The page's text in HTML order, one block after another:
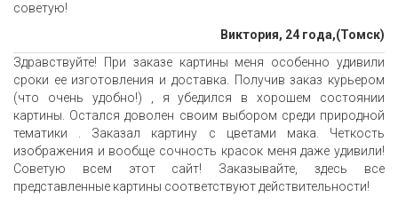
советую!
Виктория, 24 года,(Томск)
Здравствуйте! При заказе картины меня особенно удивили
сроки ее изготовления и доставка. Получив заказ курьером
(что очень удобно!) , я убедился в хорошем состоянии
картины. Остался доволен своим выбором среди природной
тематики . Заказал картину с цветами мака. Четкость
изображения и вообще сочность красок меня даже удивили!
Советую всем этот сайт! Заказывайте, здесь все
представленные картины соответствуют действительности!